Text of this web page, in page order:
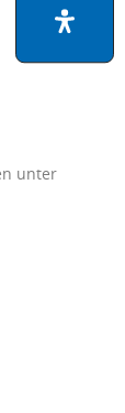
unter